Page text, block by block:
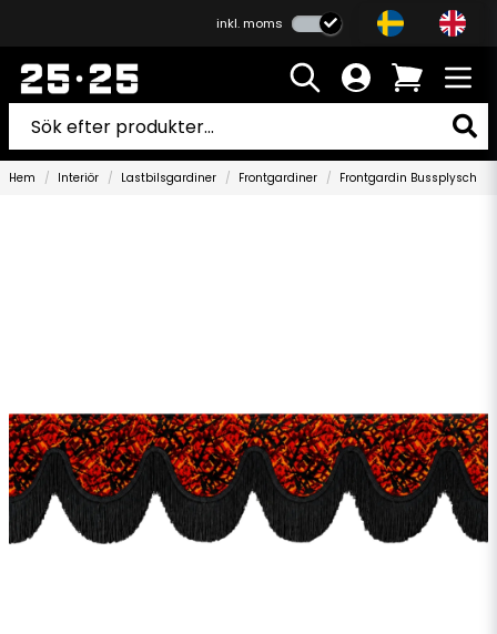
inkl. moms
Hem Interiör Lastbilsgardiner Frontgardiner Frontgardin Bussplysch